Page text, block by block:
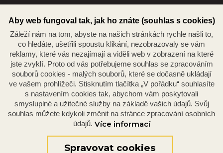
Náměstí Republiky 234/35, 301 00 Plzeň
© 2026 Oficiální stránky Plzeňské diecéze
Aby web fungoval tak, jak ho znáte (souhlas s cookies)
Záleží nám na tom, abyste na našich stránkách rychle našli to,
co hledáte, ušetřili spoustu klikání, nezobrazovaly se vám
reklamy, které vás nezajímají a viděli web v zobrazení na které
jste zvyklí. Proto od vás potřebujeme souhlas se zpracováním
souborů cookies - malých souborů, které se dočasně ukládají
ve vašem prohlížeči. Stisknutím tlačítka „V pořádku“ souhlasíte
s nastavením cookies tak, abychom vám poskytovali
smysluplné a užitečné služby na základě vašich údajů. Svůj
souhlas můžete kdykoli změnit na stránce zpracování osobních
údajů. Více informací
Spravovat cookies